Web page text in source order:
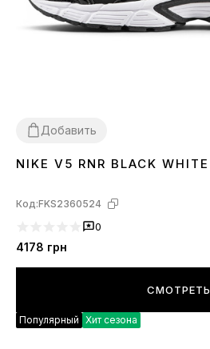
Добавить
3637 383940 41 42 434445
NIKE V5 RNR BLACK WHITE
Код:FKS2360524
0
4178 грн
СМОТРЕТЬ
Популярный Хит сезона